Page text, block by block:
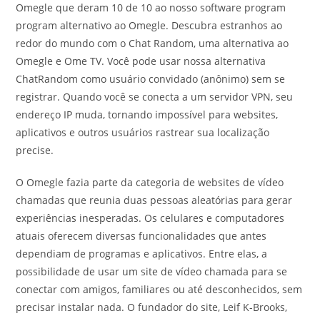
Omegle que deram 10 de 10 ao nosso software program
program alternativo ao Omegle. Descubra estranhos ao
redor do mundo com o Chat Random, uma alternativa ao
Omegle e Ome TV. Você pode usar nossa alternativa
ChatRandom como usuário convidado (anônimo) sem se
registrar. Quando você se conecta a um servidor VPN, seu
endereço IP muda, tornando impossível para websites,
aplicativos e outros usuários rastrear sua localização
precise.
O Omegle fazia parte da categoria de websites de vídeo
chamadas que reunia duas pessoas aleatórias para gerar
experiências inesperadas. Os celulares e computadores
atuais oferecem diversas funcionalidades que antes
dependiam de programas e aplicativos. Entre elas, a
possibilidade de usar um site de vídeo chamada para se
conectar com amigos, familiares ou até desconhecidos, sem
precisar instalar nada. O fundador do site, Leif K-Brooks,